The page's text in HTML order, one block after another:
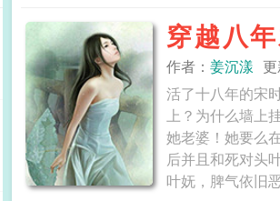
穿越八
作者： 姜沉漾
活了十八年的宋
上？为什么墙上
她老婆！她要么
后并且和死对头
叶妩，脾气依旧